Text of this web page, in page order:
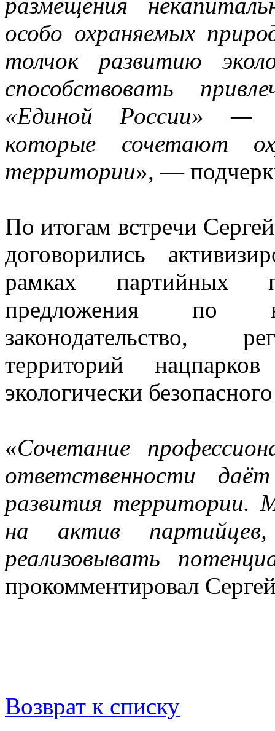
особо охраняемых
толчок развитию
способствовать
«Единой России» —
которые сочетают
территории», —
По итогам встречи
договорились
рамках партийных
предложения по
законодательство,
территорий
экологически
«Сочетание
ответственности
развития территории.
на актив
реализовывать
прокомментировал
Возврат к списку